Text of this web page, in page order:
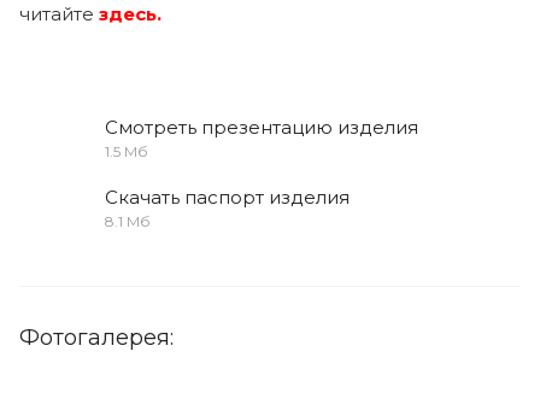
читайте здесь.
Смотреть презентацию изделия
1.5 Мб
Скачать паспорт изделия
8.1 Мб
Фотогалерея: